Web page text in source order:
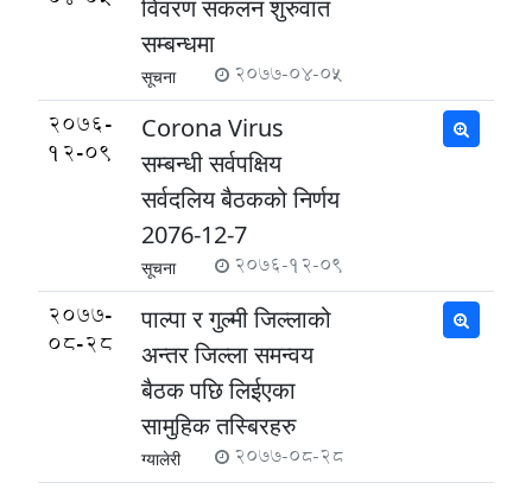
विवरण संकलन शुरुवात
सम्बन्धमा
सूचना 2077-04-05
2076-
12-09
Corona Virus
सम्बन्धी सर्वपक्षिय
सर्वदलिय बैठकको निर्णय
2076-12-7
सूचना 2076-12-09
2077-
08-28
पाल्पा र गुल्मी जिल्लाको
अन्तर जिल्ला समन्वय
बैठक पछि लिईएका
सामुहिक तस्बिरहरु
ग्यालेरी 2077-08-28